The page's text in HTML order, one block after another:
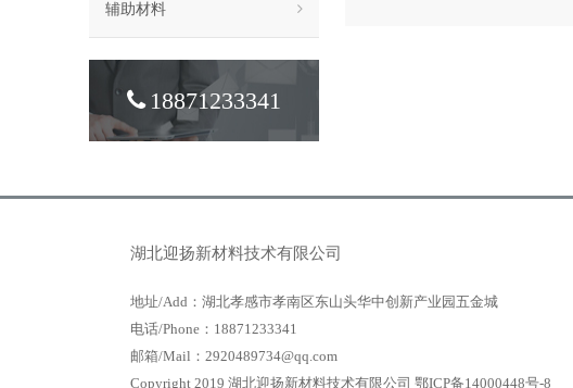
辅助材料
18871233341
湖北迎扬新材料技术有限公司
地址/Add：湖北孝感市孝南区东山头华中创新产业园五金城
电话/Phone：18871233341
邮箱/Mail：2920489734@qq.com
Copyright 2019 湖北迎扬新材料技术有限公司 鄂ICP备14000448号-8